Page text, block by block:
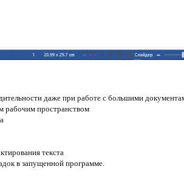
даже при работе с большими
рабочим пространством
текста
в запущенной программе.